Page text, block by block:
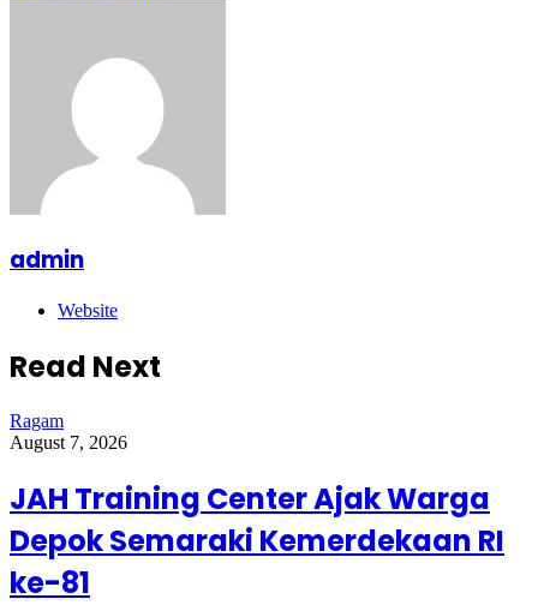
admin
Website
Read Next
Ragam
August 7, 2026
JAH Training Center Ajak Warga
Depok Semaraki Kemerdekaan RI
ke-81